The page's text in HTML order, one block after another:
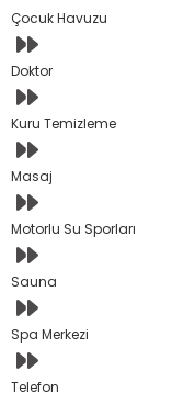
Çocuk Havuzu
Doktor
Kuru Temizleme
Masaj
Motorlu Su Sporları
Sauna
Spa Merkezi
Telefon